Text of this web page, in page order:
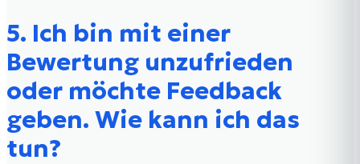
5. Ich bin mit einer
Bewertung unzufrieden
oder möchte Feedback
geben. Wie kann ich das
tun?